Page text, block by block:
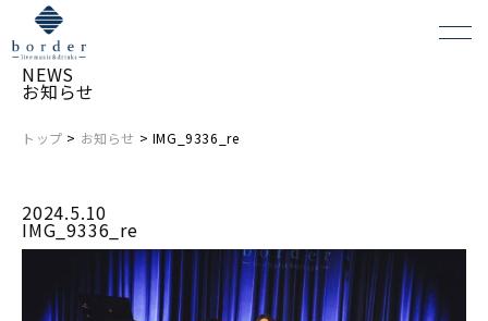
NEWS
お知らせ
トップ > お知らせ > IMG_9336_re
2024.5.10
IMG_9336_re